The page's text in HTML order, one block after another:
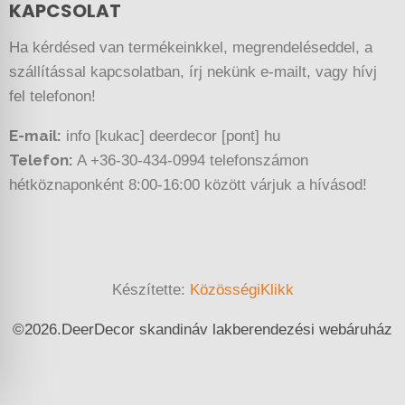
KAPCSOLAT
Ha kérdésed van termékeinkkel, megrendeléseddel, a
szállítással kapcsolatban, írj nekünk e-mailt, vagy hívj
fel telefonon!
E-mail: info [kukac] deerdecor [pont] hu
Telefon: A +36-30-434-0994 telefonszámon
hétköznaponként 8:00-16:00 között várjuk a hívásod!
Készítette: KözösségiKlikk
©2026.DeerDecor skandináv lakberendezési webáruház